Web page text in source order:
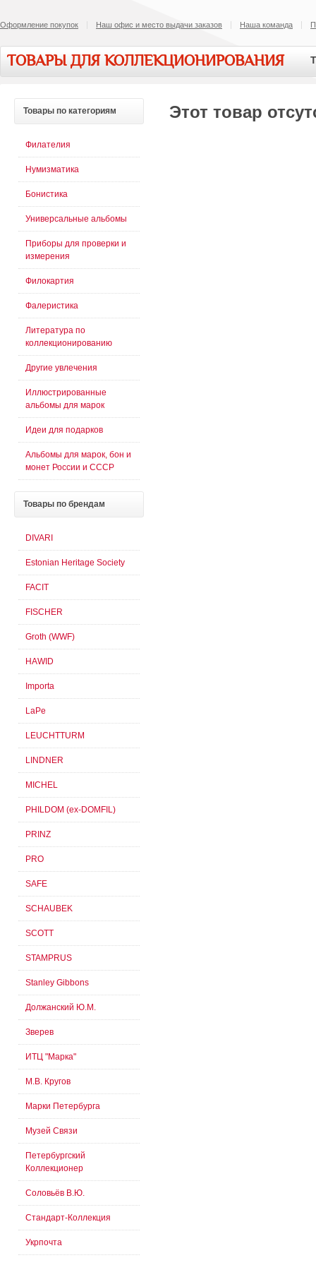
Оформление покупок Наш офис и место выдачи заказов Наша команда
ТОВАРЫ ДЛЯ КОЛЛЕКЦИОНИРОВАНИЯ
Этот товар
Товары по категориям
Филателия
Нумизматика
Бонистика
Универсальные альбомы
Приборы для проверки и
измерения
Филокартия
Фалеристика
Литература по
коллекционированию
Другие увлечения
Иллюстрированные
альбомы для марок
Идеи для подарков
Альбомы для марок, бон и
монет России и СССР
Товары по брендам
DIVARI
Estonian Heritage Society
FACIT
FISCHER
Groth (WWF)
HAWID
Importa
LaPe
LEUCHTTURM
LINDNER
MICHEL
PHILDOM (ex-DOMFIL)
PRINZ
PRO
SAFE
SCHAUBEK
SCOTT
STAMPRUS
Stanley Gibbons
Должанский Ю.М.
Зверев
ИТЦ "Марка"
М.В. Кругов
Марки Петербурга
Музей Связи
Петербургский
Коллекционер
Соловьёв В.Ю.
Стандарт-Коллекция
Укрпочта